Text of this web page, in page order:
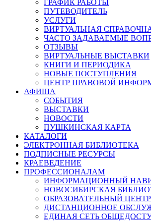
ГРАФИК РАБОТЫ
ПУТЕВОДИТЕЛЬ
УСЛУГИ
ВИРТУАЛЬНАЯ
ЧАСТО ЗАДАВАЕМЫЕ
ОТЗЫВЫ
ВИРТУАЛЬНЫЕ ВЫСТАВКИ
КНИГИ И ПЕРИОДИКА
НОВЫЕ ПОСТУПЛЕНИЯ
ЦЕНТР ПРАВОВОЙ
АФИША
СОБЫТИЯ
ВЫСТАВКИ
НОВОСТИ
ПУШКИНСКАЯ КАРТА
КАТАЛОГИ
ЭЛЕКТРОННАЯ БИБЛИОТЕКА
ПОДПИСНЫЕ РЕСУРСЫ
КРАЕВЕДЕНИЕ
ПРОФЕССИОНАЛАМ
ИНФОРМАЦИОННЫЙ
НОВОСИБИРСКАЯ
ОБРАЗОВАТЕЛЬНЫЙ
ДИСТАНЦИОННОЕ
ЕДИНАЯ СЕТЬ